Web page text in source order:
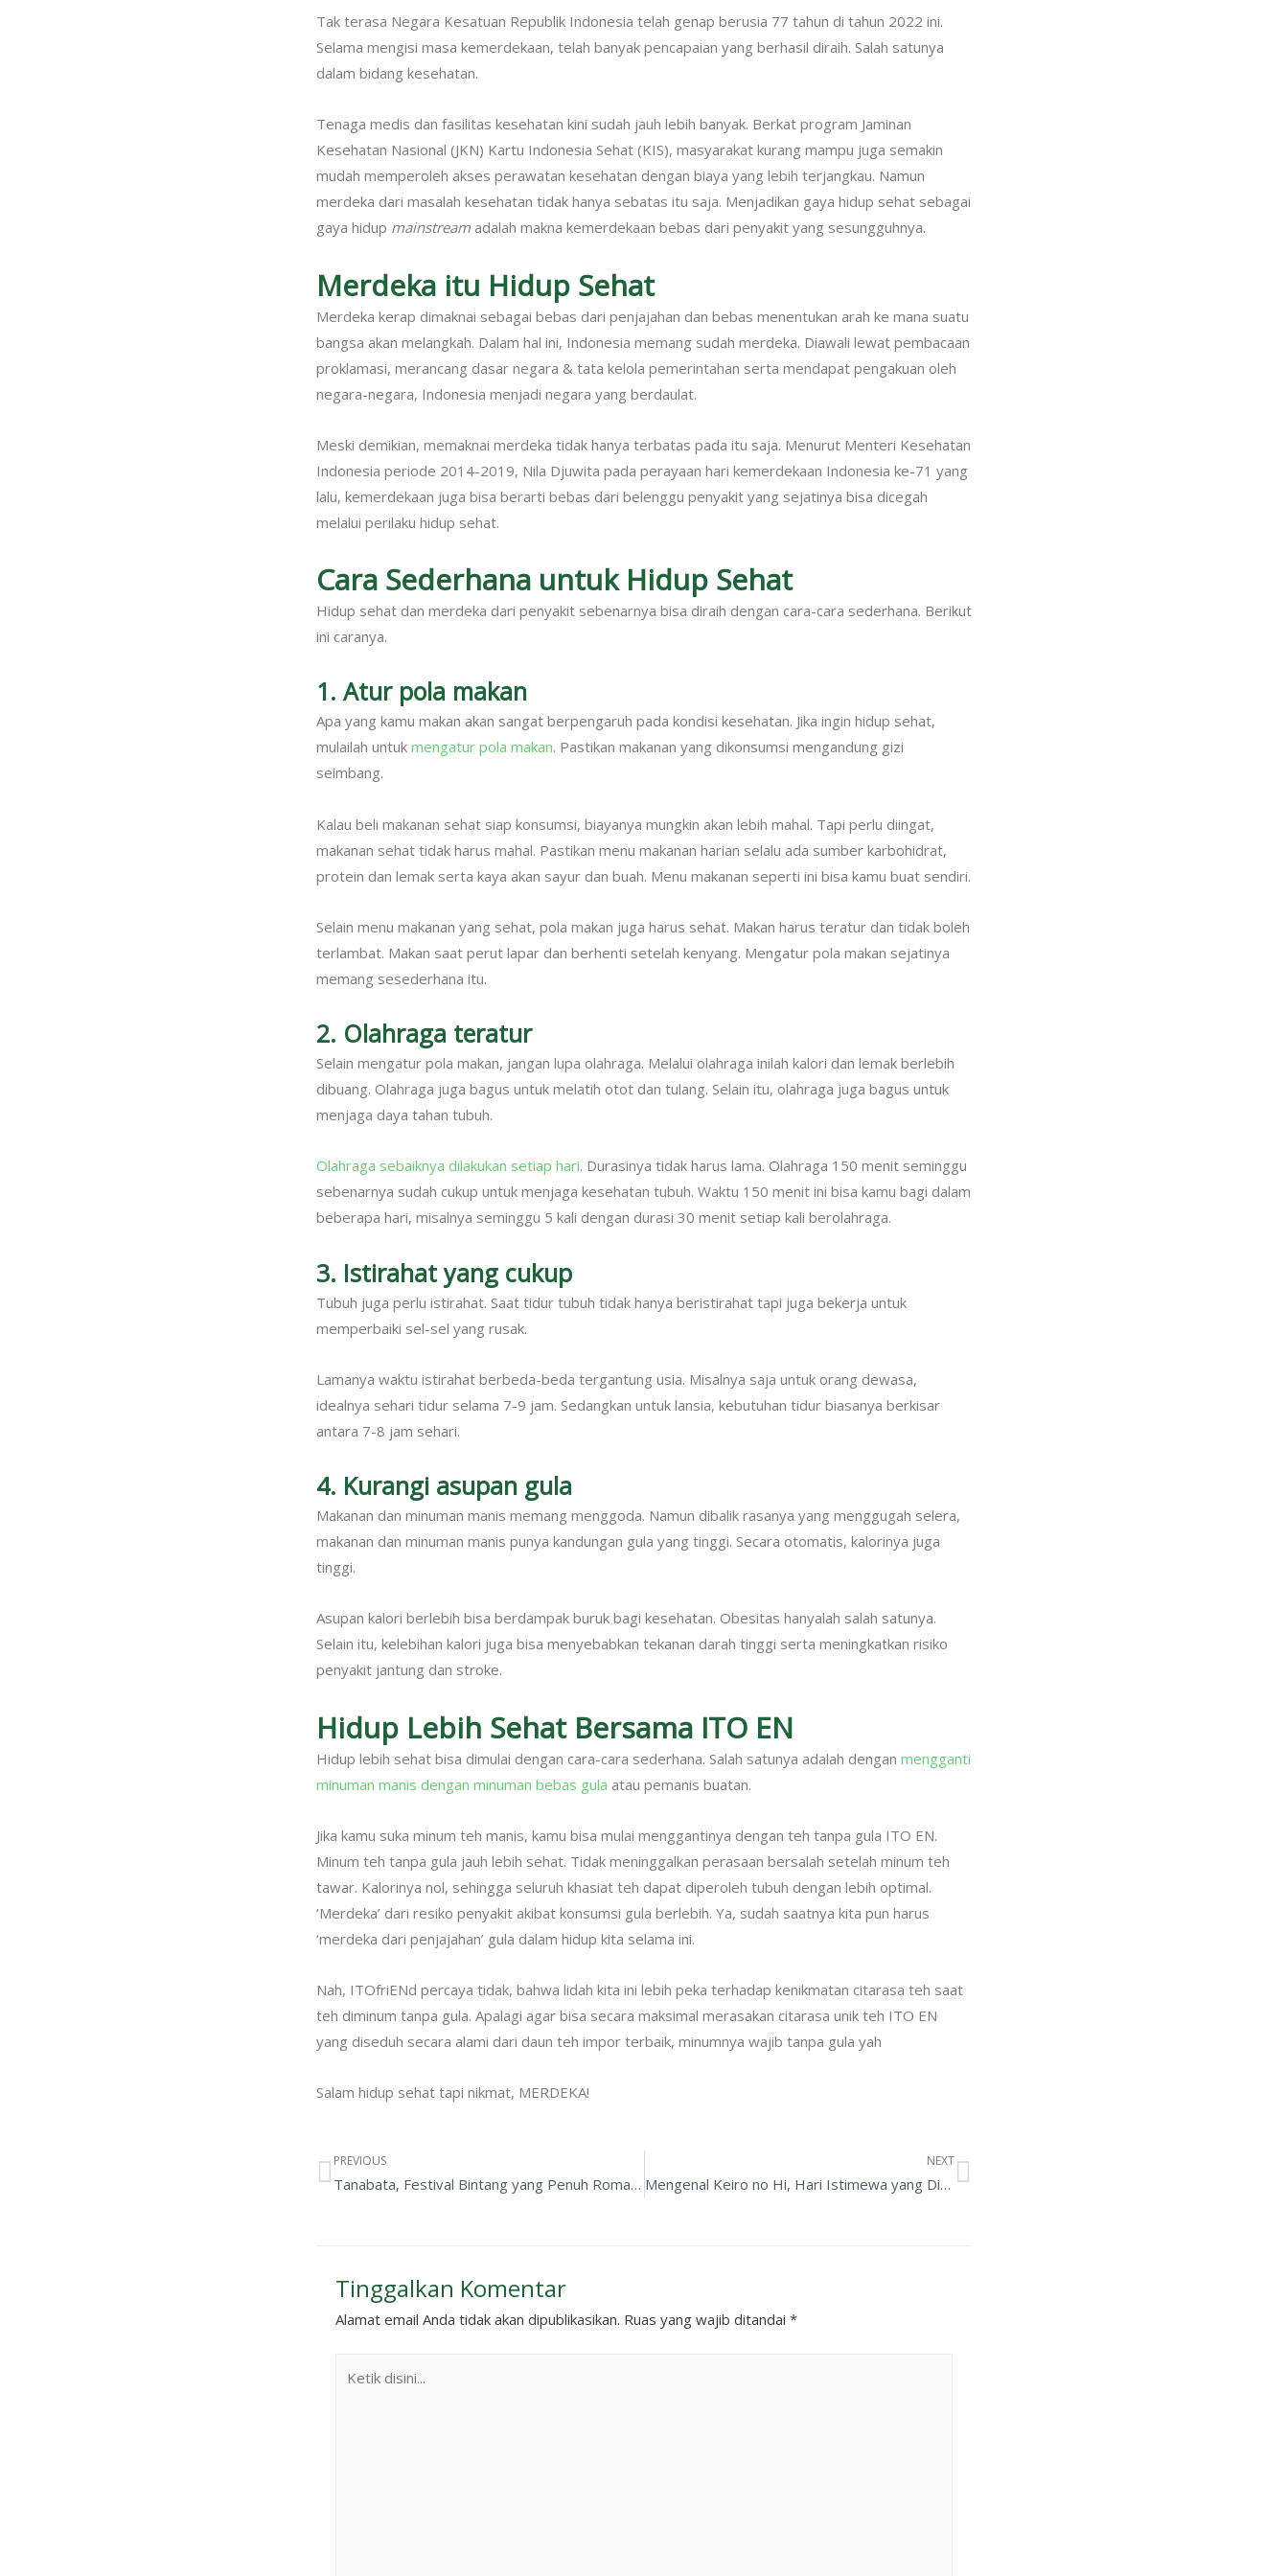
Tak terasa Negara Kesatuan Republik Indonesia telah genap berusia 77 tahun di tahun 2022 ini.
Selama mengisi masa kemerdekaan, telah banyak pencapaian yang berhasil diraih. Salah satunya
dalam bidang kesehatan.
Tenaga medis dan fasilitas kesehatan kini sudah jauh lebih banyak. Berkat program Jaminan
Kesehatan Nasional (JKN) Kartu Indonesia Sehat (KIS), masyarakat kurang mampu juga semakin
mudah memperoleh akses perawatan kesehatan dengan biaya yang lebih terjangkau. Namun
merdeka dari masalah kesehatan tidak hanya sebatas itu saja. Menjadikan gaya hidup sehat sebagai
gaya hidup mainstream adalah makna kemerdekaan bebas dari penyakit yang sesungguhnya.
Merdeka itu Hidup Sehat
Merdeka kerap dimaknai sebagai bebas dari penjajahan dan bebas menentukan arah ke mana suatu
bangsa akan melangkah. Dalam hal ini, Indonesia memang sudah merdeka. Diawali lewat pembacaan
proklamasi, merancang dasar negara & tata kelola pemerintahan serta mendapat pengakuan oleh
negara-negara, Indonesia menjadi negara yang berdaulat.
Meski demikian, memaknai merdeka tidak hanya terbatas pada itu saja. Menurut Menteri Kesehatan
Indonesia periode 2014-2019, Nila Djuwita pada perayaan hari kemerdekaan Indonesia ke-71 yang
lalu, kemerdekaan juga bisa berarti bebas dari belenggu penyakit yang sejatinya bisa dicegah
melalui perilaku hidup sehat.
Cara Sederhana untuk Hidup Sehat
Hidup sehat dan merdeka dari penyakit sebenarnya bisa diraih dengan cara-cara sederhana. Berikut
ini caranya.
1. Atur pola makan
Apa yang kamu makan akan sangat berpengaruh pada kondisi kesehatan. Jika ingin hidup sehat,
mulailah untuk mengatur pola makan. Pastikan makanan yang dikonsumsi mengandung gizi
seimbang.
Kalau beli makanan sehat siap konsumsi, biayanya mungkin akan lebih mahal. Tapi perlu diingat,
makanan sehat tidak harus mahal. Pastikan menu makanan harian selalu ada sumber karbohidrat,
protein dan lemak serta kaya akan sayur dan buah. Menu makanan seperti ini bisa kamu buat sendiri.
Selain menu makanan yang sehat, pola makan juga harus sehat. Makan harus teratur dan tidak boleh
terlambat. Makan saat perut lapar dan berhenti setelah kenyang. Mengatur pola makan sejatinya
memang sesederhana itu.
2. Olahraga teratur
Selain mengatur pola makan, jangan lupa olahraga. Melalui olahraga inilah kalori dan lemak berlebih
dibuang. Olahraga juga bagus untuk melatih otot dan tulang. Selain itu, olahraga juga bagus untuk
menjaga daya tahan tubuh.
Olahraga sebaiknya dilakukan setiap hari. Durasinya tidak harus lama. Olahraga 150 menit seminggu
sebenarnya sudah cukup untuk menjaga kesehatan tubuh. Waktu 150 menit ini bisa kamu bagi dalam
beberapa hari, misalnya seminggu 5 kali dengan durasi 30 menit setiap kali berolahraga.
3. Istirahat yang cukup
Tubuh juga perlu istirahat. Saat tidur tubuh tidak hanya beristirahat tapi juga bekerja untuk
memperbaiki sel-sel yang rusak.
Lamanya waktu istirahat berbeda-beda tergantung usia. Misalnya saja untuk orang dewasa,
idealnya sehari tidur selama 7-9 jam. Sedangkan untuk lansia, kebutuhan tidur biasanya berkisar
antara 7-8 jam sehari.
4. Kurangi asupan gula
Makanan dan minuman manis memang menggoda. Namun dibalik rasanya yang menggugah selera,
makanan dan minuman manis punya kandungan gula yang tinggi. Secara otomatis, kalorinya juga
tinggi.
Asupan kalori berlebih bisa berdampak buruk bagi kesehatan. Obesitas hanyalah salah satunya.
Selain itu, kelebihan kalori juga bisa menyebabkan tekanan darah tinggi serta meningkatkan risiko
penyakit jantung dan stroke.
Hidup Lebih Sehat Bersama ITO EN
Hidup lebih sehat bisa dimulai dengan cara-cara sederhana. Salah satunya adalah dengan mengganti
minuman manis dengan minuman bebas gula atau pemanis buatan.
Jika kamu suka minum teh manis, kamu bisa mulai menggantinya dengan teh tanpa gula ITO EN.
Minum teh tanpa gula jauh lebih sehat. Tidak meninggalkan perasaan bersalah setelah minum teh
tawar. Kalorinya nol, sehingga seluruh khasiat teh dapat diperoleh tubuh dengan lebih optimal.
‘Merdeka’ dari resiko penyakit akibat konsumsi gula berlebih. Ya, sudah saatnya kita pun harus
‘merdeka dari penjajahan’ gula dalam hidup kita selama ini.
Nah, ITOfriENd percaya tidak, bahwa lidah kita ini lebih peka terhadap kenikmatan citarasa teh saat
teh diminum tanpa gula. Apalagi agar bisa secara maksimal merasakan citarasa unik teh ITO EN
yang diseduh secara alami dari daun teh impor terbaik, minumnya wajib tanpa gula yah
Salam hidup sehat tapi nikmat, MERDEKA!
PREVIOUS
Tanabata, Festival Bintang yang Penuh Romansa
NEXT
Mengenal Keiro no Hi, Hari Istimewa yang Didedikasikan untuk Menghormati Lansia
Tinggalkan Komentar
Alamat email Anda tidak akan dipublikasikan. Ruas yang wajib ditandai *